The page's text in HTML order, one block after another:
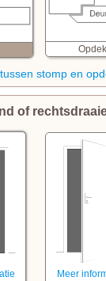
Opdek
stomp en
of
Meer